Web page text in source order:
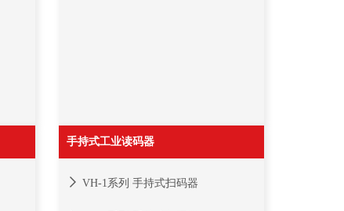
手持式工业读码器
VH-1系列 手持式扫码器